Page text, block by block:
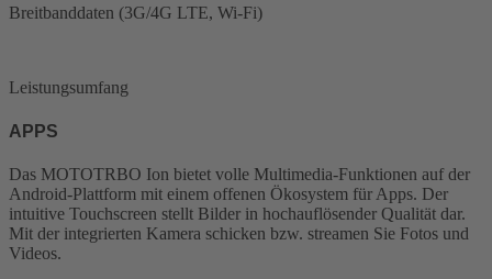
Breitbanddaten (3G/4G LTE, Wi-Fi)
Leistungsumfang
APPS
Das MOTOTRBO Ion bietet volle Multimedia-Funktionen auf der
Android-Plattform mit einem offenen Ökosystem für Apps. Der
intuitive Touchscreen stellt Bilder in hochauflösender Qualität dar.
Mit der integrierten Kamera schicken bzw. streamen Sie Fotos und
Videos.